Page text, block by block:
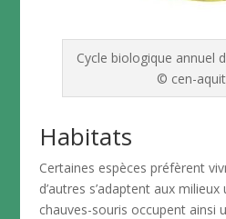
Cycle biologique annuel
© cen-
Habitats
Certaines espèces préfèrent
d’autres s’adaptent aux
chauves-souris occupent ainsi